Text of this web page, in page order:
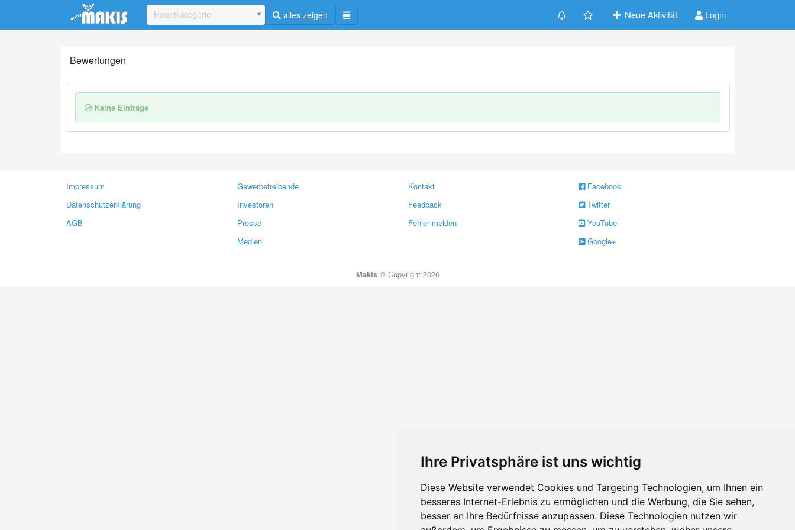
Ihre Privatsphäre ist uns wichtig
Diese Website verwendet Cookies und Targeting Technologien, um Ihnen ein
besseres Internet-Erlebnis zu ermöglichen und die Werbung, die Sie sehen,
besser an Ihre Bedürfnisse anzupassen. Diese Technologien nutzen wir
Update cookies preferences
Hauptkategorie alles zeigen Neue Aktivität Login
Bewertungen
Keine Einträge
Impressum
Datenschutzerklärung
AGB
Gewerbetreibende
Investoren
Presse
Medien
Kontakt
Feedback
Fehler melden
Facebook
Twitter
YouTube
Google+
Makis© Copyright 2026